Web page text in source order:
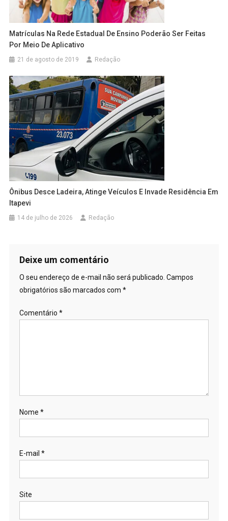
Matrículas Na Rede Estadual De Ensino Poderão Ser Feitas
Por Meio De Aplicativo
21 de agosto de 2019 Redação
Ônibus Desce Ladeira, Atinge Veículos E Invade Residência Em
Itapevi
14 de julho de 2026 Redação
Deixe um comentário
O seu endereço de e-mail não será publicado. Campos
obrigatórios são marcados com *
Comentário *
Nome *
E-mail *
Site